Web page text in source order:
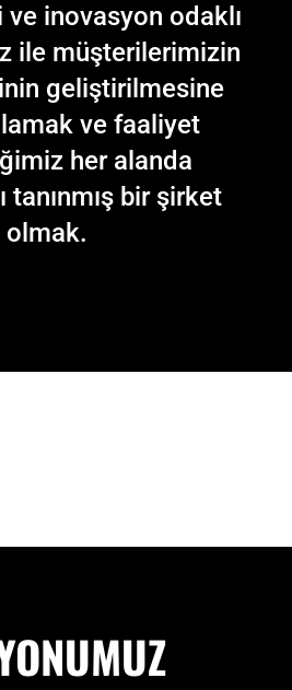
inovasyon odaklı
ile müşterilerimizin
geliştirilmesine
ve faaliyet
her alanda
tanınmış bir şirket
olmak.